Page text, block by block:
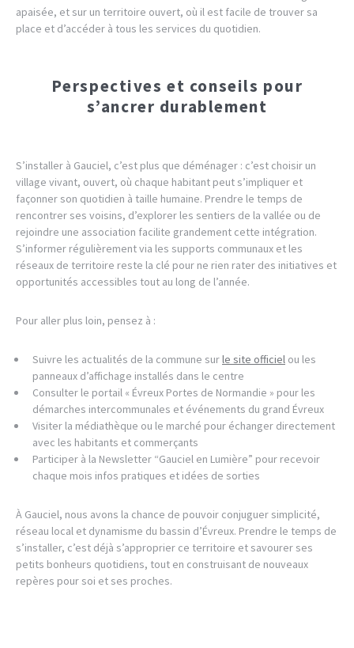
apaisée, et sur un territoire ouvert, où il est facile de trouver sa
place et d’accéder à tous les services du quotidien.
Perspectives et conseils pour
s’ancrer durablement
S’installer à Gauciel, c’est plus que déménager : c’est choisir un
village vivant, ouvert, où chaque habitant peut s’impliquer et
façonner son quotidien à taille humaine. Prendre le temps de
rencontrer ses voisins, d’explorer les sentiers de la vallée ou de
rejoindre une association facilite grandement cette intégration.
S’informer régulièrement via les supports communaux et les
réseaux de territoire reste la clé pour ne rien rater des initiatives et
opportunités accessibles tout au long de l’année.
Pour aller plus loin, pensez à :
Suivre les actualités de la commune surle site officiel ou les
panneaux d’affichage installés dans le centre
Consulter le portail « Évreux Portes de Normandie » pour les
démarches intercommunales et événements du grand Évreux
Visiter la médiathèque ou le marché pour échanger directement
avec les habitants et commerçants
Participer à la Newsletter “Gauciel en Lumière” pour recevoir
chaque mois infos pratiques et idées de sorties
À Gauciel, nous avons la chance de pouvoir conjuguer simplicité,
réseau local et dynamisme du bassin d’Évreux. Prendre le temps de
s’installer, c’est déjà s’approprier ce territoire et savourer ses
petits bonheurs quotidiens, tout en construisant de nouveaux
repères pour soi et ses proches.